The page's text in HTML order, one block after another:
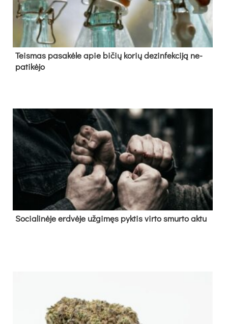
Teis­mas pa­sa­kė­le apie bi­čių ko­rių de­zin­fek­ci­ją ne­
pa­ti­kė­jo
So­cia­li­nė­je erd­vė­je už­gi­męs pyk­tis vir­to smur­to ak­tu